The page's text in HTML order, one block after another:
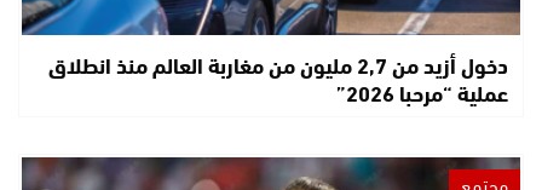
دخول أزيد من 2,7 مليون من مغاربة العالم منذ انطلاق
عملية “مرحبا 2026”